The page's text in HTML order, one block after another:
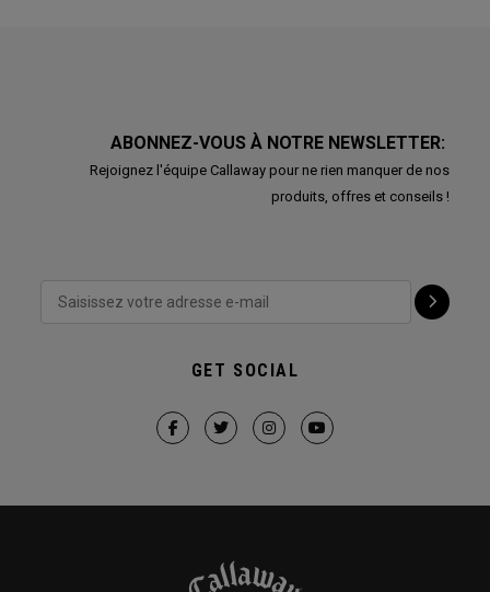
ABONNEZ-VOUS À NOTRE NEWSLETTER:
Rejoignez l'équipe Callaway pour ne rien manquer de nos
produits, offres et conseils !
GET SOCIAL